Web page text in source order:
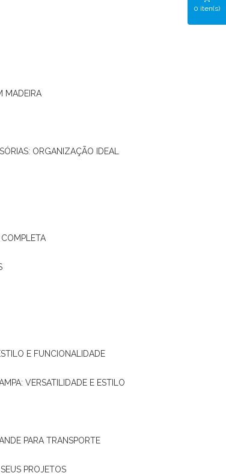
MADEIRA
ORGANIZAÇÃO IDEAL
COMPLETA
E FUNCIONALIDADE
VERSATILIDADE E ESTILO
PARA TRANSPORTE
PROJETOS
0 iten(s)